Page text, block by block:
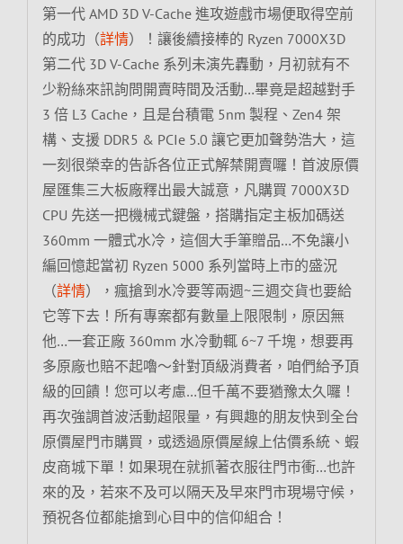
第一代 AMD 3D V-Cache 進攻遊戲市場便取得空前
的成功（詳情）！讓後續接棒的 Ryzen 7000X3D
第二代 3D V-Cache 系列未演先轟動，月初就有不
少粉絲來訊詢問開賣時間及活動…畢竟是超越對手
3 倍 L3 Cache，且是台積電 5nm 製程、Zen4 架
構、支援 DDR5 & PCIe 5.0 讓它更加聲勢浩大，這
一刻很榮幸的告訴各位正式解禁開賣囉！首波原價
屋匯集三大板廠釋出最大誠意，凡購買 7000X3D
CPU 先送一把機械式鍵盤，搭購指定主板加碼送
360mm 一體式水冷，這個大手筆贈品…不免讓小
編回憶起當初 Ryzen 5000 系列當時上市的盛況
（詳情），瘋搶到水冷要等兩週~三週交貨也要給
它等下去！所有專案都有數量上限限制，原因無
他…一套正廠 360mm 水冷動輒 6~7 千塊，想要再
多原廠也賠不起嚕～針對頂級消費者，咱們給予頂
級的回饋！您可以考慮…但千萬不要猶豫太久囉！
再次強調首波活動超限量，有興趣的朋友快到全台
原價屋門市購買，或透過原價屋線上估價系統、蝦
皮商城下單！如果現在就抓著衣服往門市衝…也許
來的及，若來不及可以隔天及早來門市現場守候，
預祝各位都能搶到心目中的信仰組合！